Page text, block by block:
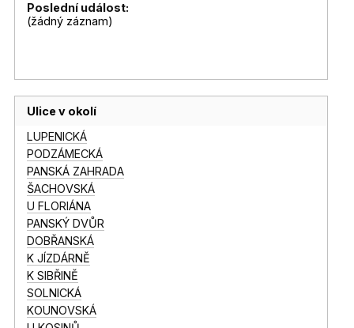
Poslední událost:
(žádný záznam)
Ulice v okolí
LUPENICKÁ
PODZÁMECKÁ
PANSKÁ ZAHRADA
ŠACHOVSKÁ
U FLORIÁNA
PANSKÝ DVŮR
DOBŘANSKÁ
K JÍZDÁRNĚ
K SIBŘINĚ
SOLNICKÁ
KOUNOVSKÁ